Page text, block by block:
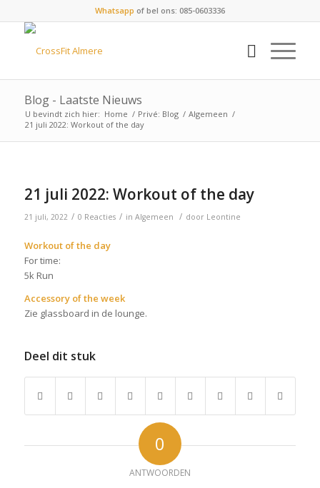
Whatsapp of bel ons: 085-0603336
Blog - Laatste Nieuws
U bevindt zich hier: Home / Privé: Blog / Algemeen /
21 juli 2022: Workout of the day
21 juli 2022: Workout of the day
21 juli, 2022 / 0 Reacties / in Algemeen / door Leontine
Workout of the day
For time:
5k Run
Accessory of the week
Zie glassboard in de lounge.
Deel dit stuk
0
ANTWOORDEN